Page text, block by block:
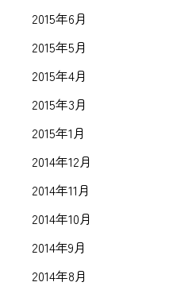
2015年6月
2015年5月
2015年4月
2015年3月
2015年1月
2014年12月
2014年11月
2014年10月
2014年9月
2014年8月